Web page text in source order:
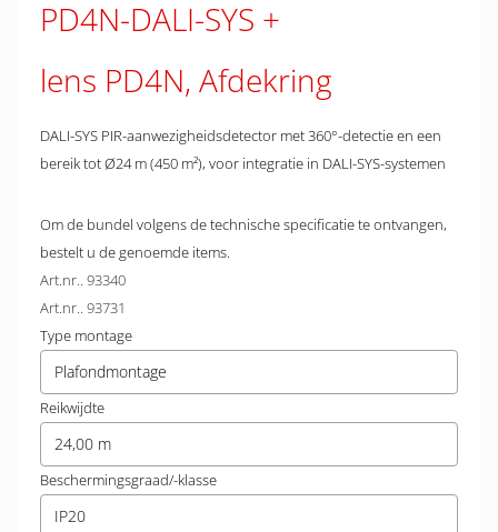
PD4N-DALI-SYS
lens PD4N, Afdekring
DALI-SYS PIR-aanwezigheidsdetector met 360°-detectie en een
bereik tot Ø24 m (450 m²), voor integratie in DALI-SYS-systemen
Om de bundel volgens de technische specificatie te ontvangen,
bestelt u de genoemde items.
Art.nr.. 93340
Art.nr.. 93731
Type montage
Plafondmontage
Reikwijdte
24,00 m
Beschermingsgraad/-klasse
IP20